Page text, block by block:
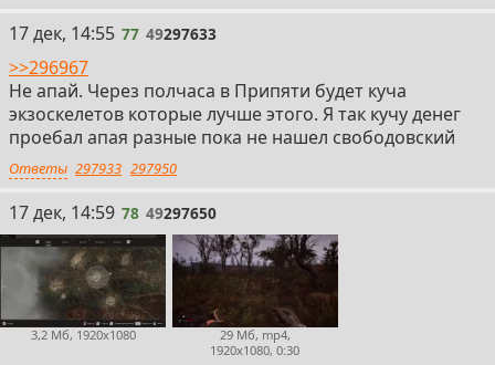
77
17 дек, 14:55 77 49297633
>>296967
Не апай. Через полчаса в Припяти будет куча
экзоскелетов которые лучше этого. Я так кучу денег
проебал апая разные пока не нашел свободовский
Ответы 297933 297950
78
17 дек, 14:59 78 49297650
3,2 Мб, 1920x1080
29 Мб, mp4,
1920x1080, 0:30